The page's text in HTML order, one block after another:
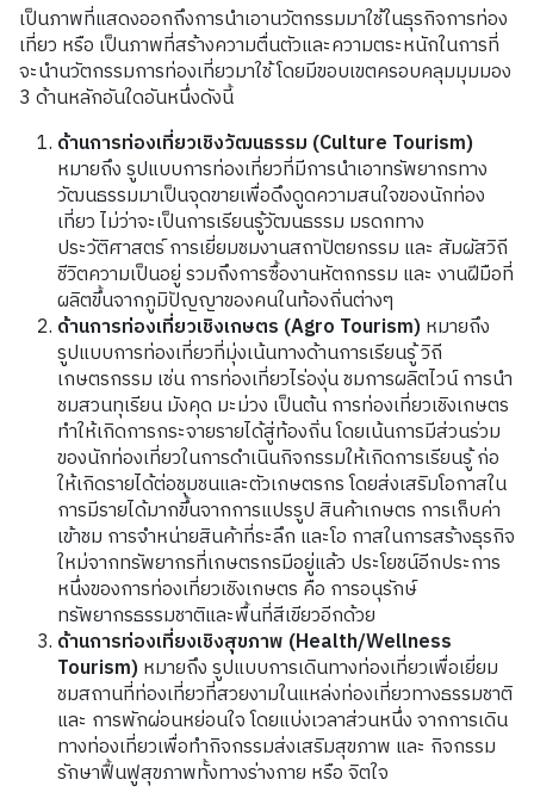
เป็นภาพที่แสดงออกถึงการนำเอานวัตกรรมมาใช้ในธุรกิจการท่อง
เที่ยว หรือ เป็นภาพที่สร้างความตื่นตัวและความตระหนักในการที่
จะนำนวัตกรรมการท่องเที่ยวมาใช้ โดยมีขอบเขตครอบคลุมมุมมอง
3 ด้านหลักอันใดอันหนึ่งดังนี้
ด้านการท่องเที่ยวเชิงวัฒนธรรม (Culture Tourism)
หมายถึง รูปแบบการท่องเที่ยวที่มีการนำเอาทรัพยากรทาง
วัฒนธรรมมาเป็นจุดขายเพื่อดึงดูดความสนใจของนักท่อง
เที่ยว ไม่ว่าจะเป็นการเรียนรู้วัฒนธรรม มรดกทาง
ประวัติศาสตร์ การเยี่ยมชมงานสถาปัตยกรรม และ สัมผัสวิถี
ชีวิตความเป็นอยู่ รวมถึงการซื้องานหัตถกรรม และ งานฝีมือที่
ผลิตขึ้นจากภูมิปัญญาของคนในท้องถิ่นต่างๆ
ด้านการท่องเที่ยวเชิงเกษตร (Agro Tourism)หมายถึง
รูปแบบการท่องเที่ยวที่มุ่งเน้นทางด้านการเรียนรู้ วิถี
เกษตรกรรม เช่น การท่องเที่ยวไร่องุ่น ชมการผลิตไวน์ การนำ
ชมสวนทุเรียน มังคุด มะม่วง เป็นต้น การท่องเที่ยวเชิงเกษตร
ทำให้เกิดการกระจายรายได้สู่ท้องถิ่น โดยเน้นการมีส่วนร่วม
ของนักท่องเที่ยวในการดำเนินกิจกรรมให้เกิดการเรียนรู้ ก่อ
ให้เกิดรายได้ต่อชุมชนและตัวเกษตรกร โดยส่งเสริมโอกาสใน
การมีรายได้มากขึ้นจากการแปรรูป สินค้าเกษตร การเก็บค่า
เข้าชม การจำหน่ายสินค้าที่ระลึก และโอ กาสในการสร้างธุรกิจ
ใหม่จากทรัพยากรที่เกษตรกรมีอยู่แล้ว ประโยชน์อีกประการ
หนึ่งของการท่องเที่ยวเชิงเกษตร คือ การอนุรักษ์
ทรัพยากรธรรมชาติและพื้นที่สีเขียวอีกด้วย
ด้านการท่องเที่ยงเชิงสุขภาพ (Health/Wellness
Tourism)หมายถึง รูปแบบการเดินทางท่องเที่ยวเพื่อเยี่ยม
ชมสถานที่ท่องเที่ยวที่สวยงามในแหล่งท่องเที่ยวทางธรรมชาติ
และ การพักผ่อนหย่อนใจ โดยแบ่งเวลาส่วนหนึ่ง จากการเดิน
ทางท่องเที่ยวเพื่อทำกิจกรรมส่งเสริมสุขภาพ และ กิจกรรม
รักษาฟื้นฟูสุขภาพทั้งทางร่างกาย หรือ จิตใจ